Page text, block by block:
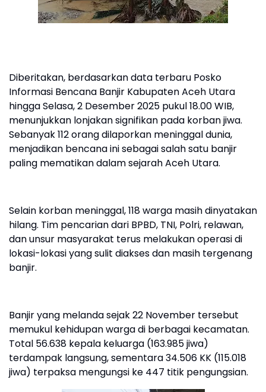
Diberitakan, berdasarkan data terbaru Posko
Informasi Bencana Banjir Kabupaten Aceh Utara
hingga Selasa, 2 Desember 2025 pukul 18.00 WIB,
menunjukkan lonjakan signifikan pada korban jiwa.
Sebanyak 112 orang dilaporkan meninggal dunia,
menjadikan bencana ini sebagai salah satu banjir
paling mematikan dalam sejarah Aceh Utara.
Selain korban meninggal, 118 warga masih dinyatakan
hilang. Tim pencarian dari BPBD, TNI, Polri, relawan,
dan unsur masyarakat terus melakukan operasi di
lokasi-lokasi yang sulit diakses dan masih tergenang
banjir.
Banjir yang melanda sejak 22 November tersebut
memukul kehidupan warga di berbagai kecamatan.
Total 56.638 kepala keluarga (163.985 jiwa)
terdampak langsung, sementara 34.506 KK (115.018
jiwa) terpaksa mengungsi ke 447 titik pengungsian.